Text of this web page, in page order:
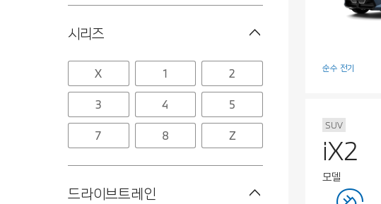
시리즈
X 1 2
3 4 5
7 8 Z
드라이브트레인
순수 전기
SUV
iX2
모델